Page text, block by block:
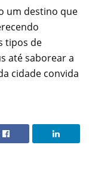
um destino que
tipos de
até saborear a
cidade convida